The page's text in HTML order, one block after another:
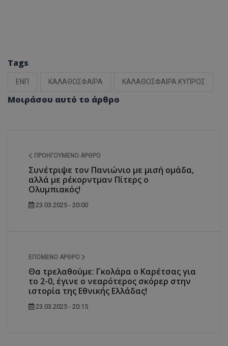
Tags
ΕΝΠ ΚΑΛΑΘΟΣΦΑΙΡΑ ΚΑΛΑΘΟΣΦΑΙΡΑ ΚΥΠΡΟΣ
Μοιράσου αυτό το άρθρο
ΠΡΟΗΓΟΎΜΕΝΟ ΆΡΘΡΟ
Συνέτριψε τον Πανιώνιο με μισή ομάδα,
αλλά με ρέκορντμαν Πίτερς ο
Ολυμπιακός!
23.03.2025 - 20:00
ΕΠΌΜΕΝΟ ΆΡΘΡΟ
Θα τρελαθούμε: Γκολάρα ο Καρέτσας για
το 2-0, έγινε ο νεαρότερος σκόρερ στην
ιστορία της Εθνικής Ελλάδας!
23.03.2025 - 20:15